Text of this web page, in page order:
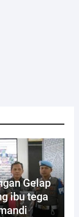
Gelap
ibu tega